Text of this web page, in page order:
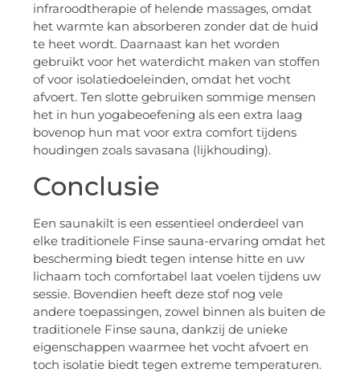
infraroodtherapie of helende massages, omdat
het warmte kan absorberen zonder dat de huid
te heet wordt. Daarnaast kan het worden
gebruikt voor het waterdicht maken van stoffen
of voor isolatiedoeleinden, omdat het vocht
afvoert. Ten slotte gebruiken sommige mensen
het in hun yogabeoefening als een extra laag
bovenop hun mat voor extra comfort tijdens
houdingen zoals savasana (lijkhouding).
Conclusie
Een saunakilt is een essentieel onderdeel van
elke traditionele Finse sauna-ervaring omdat het
bescherming biedt tegen intense hitte en uw
lichaam toch comfortabel laat voelen tijdens uw
sessie. Bovendien heeft deze stof nog vele
andere toepassingen, zowel binnen als buiten de
traditionele Finse sauna, dankzij de unieke
eigenschappen waarmee het vocht afvoert en
toch isolatie biedt tegen extreme temperaturen.